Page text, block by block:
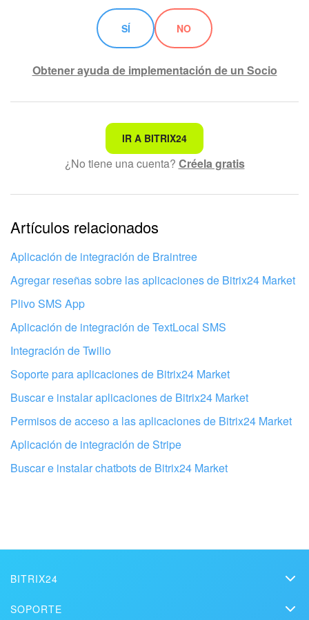
SÍ NO
Obtener ayuda de implementación de un Socio
No es lo que estoy buscando
Texto complicado e incomprensible
La información está desactualizada
La explicación es demasiado corta. Necesito más
información
No me gusta cómo funciona esta herramienta
ENCONTRAR UN SOCIO DE BITRIX24 CERCA DE MI
IR A BITRIX24
¿No tiene una cuenta? Créela gratis
Artículos relacionados
Aplicación de integración de Braintree
Agregar reseñas sobre las aplicaciones de Bitrix24 Market
Plivo SMS App
Aplicación de integración de TextLocal SMS
Integración de Twilio
Soporte para aplicaciones de Bitrix24 Market
Buscar e instalar aplicaciones de Bitrix24 Market
Permisos de acceso a las aplicaciones de Bitrix24 Market
Aplicación de integración de Stripe
Buscar e instalar chatbots de Bitrix24 Market
BITRIX24
SOPORTE